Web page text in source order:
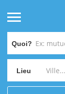
Quoi?
Lieu